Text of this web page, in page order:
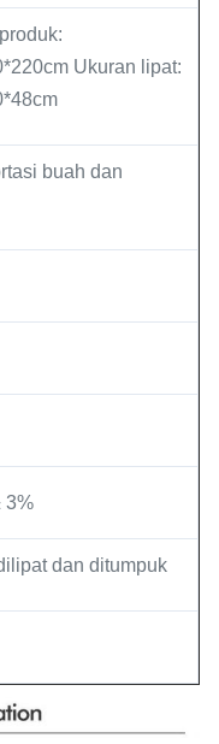
Ukuran lipat:
buah dan
3%
dan ditumpuk